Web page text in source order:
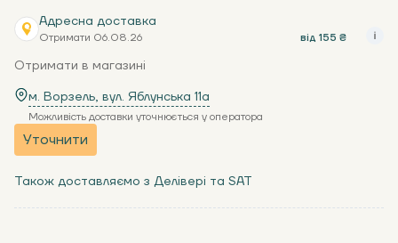
Адресна доставка
Отримати 06.08.26 від 155 ₴
Отримати в магазині
м. Ворзель, вул. Яблунська 11a
Можливість доставки уточнюється у оператора
Уточнити
Також доставляємо з Делівері та SAT